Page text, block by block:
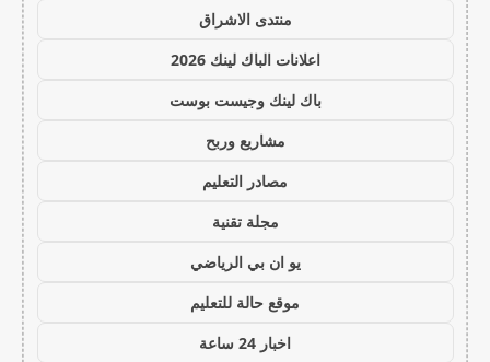
منتدى الاشراق
اعلانات الباك لينك 2026
باك لينك وجيست بوست
مشاريع وربح
مصادر التعليم
مجلة تقنية
يو ان بي الرياضي
موقع حالة للتعليم
اخبار 24 ساعة